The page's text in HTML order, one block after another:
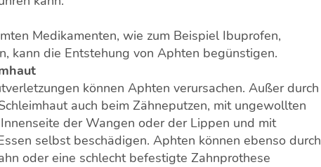
Medikamenten, wie zum Beispiel Ibuprofen,
kann die Entstehung von Aphten begünstigen.
können Aphten verursachen. Außer durch
auch beim Zähneputzen, mit ungewollten
der Wangen oder der Lippen und mit
selbst beschädigen. Aphten können ebenso durch
oder eine schlecht befestigte Zahnprothese